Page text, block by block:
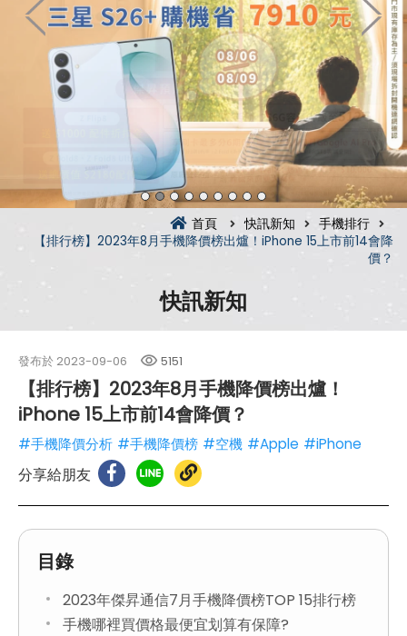
首頁 快訊新知
手機排行
【排行榜】2023年8月手機降價榜出爐！iPhone 15上市前14會降
價？
快訊新知
發布於 2023-09-06 5151
【排行榜】2023年8月手機降價榜出爐！
iPhone 15上市前14會降價？
#手機降價分析 #手機降價榜 #空機 #Apple #iPhone
分享給朋友
目錄
2023年傑昇通信7月手機降價榜TOP 15排行榜
手機哪裡買價格最便宜划算有保障?